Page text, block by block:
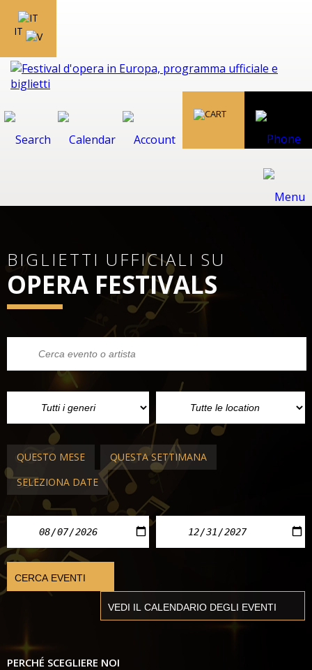
IT
BIGLIETTI UFFICIALI SU
OPERA FESTIVALS
QUESTO MESE
QUESTA SETTIMANA
SELEZIONA DATE
PERCHÉ SCEGLIERE NOI